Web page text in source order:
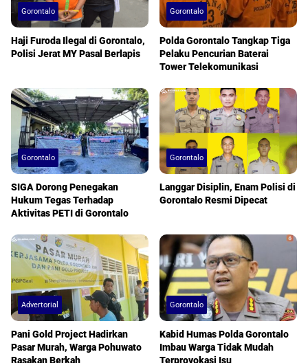
Gorontalo
Haji Furoda Ilegal di Gorontalo,
Polisi Jerat MY Pasal Berlapis
Gorontalo
Polda Gorontalo Tangkap Tiga
Pelaku Pencurian Baterai
Tower Telekomunikasi
Gorontalo
SIGA Dorong Penegakan
Hukum Tegas Terhadap
Aktivitas PETI di Gorontalo
Gorontalo
Langgar Disiplin, Enam Polisi di
Gorontalo Resmi Dipecat
Advertorial
Pani Gold Project Hadirkan
Pasar Murah, Warga Pohuwato
Rasakan Berkah
Gorontalo
Kabid Humas Polda Gorontalo
Imbau Warga Tidak Mudah
Terprovokasi Isu